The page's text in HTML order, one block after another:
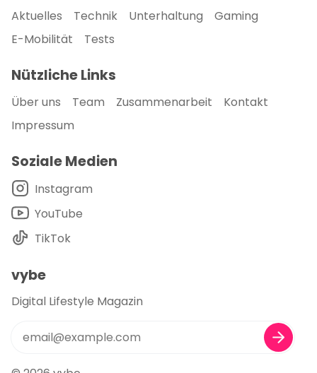
Aktuelles Technik Unterhaltung
Gaming
E-Mobilität
Tests
Nützliche Links
Über uns Team Zusammenarbeit
Kontakt
Impressum
Soziale Medien
Instagram
YouTube
TikTok
vybe
Digital Lifestyle Magazin